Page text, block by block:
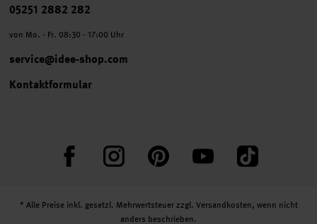
Telefonnummer
05251 2882 282
von Mo. - Fr. 08:30 - 17:00 Uhr
service@idee-shop.com
Kontaktformular
FacebookInstagram PinterestYouTube TikTok
* Alle Preise inkl. gesetzl. Mehrwertsteuer zzgl. Versandkosten, wenn nicht
anders beschrieben.